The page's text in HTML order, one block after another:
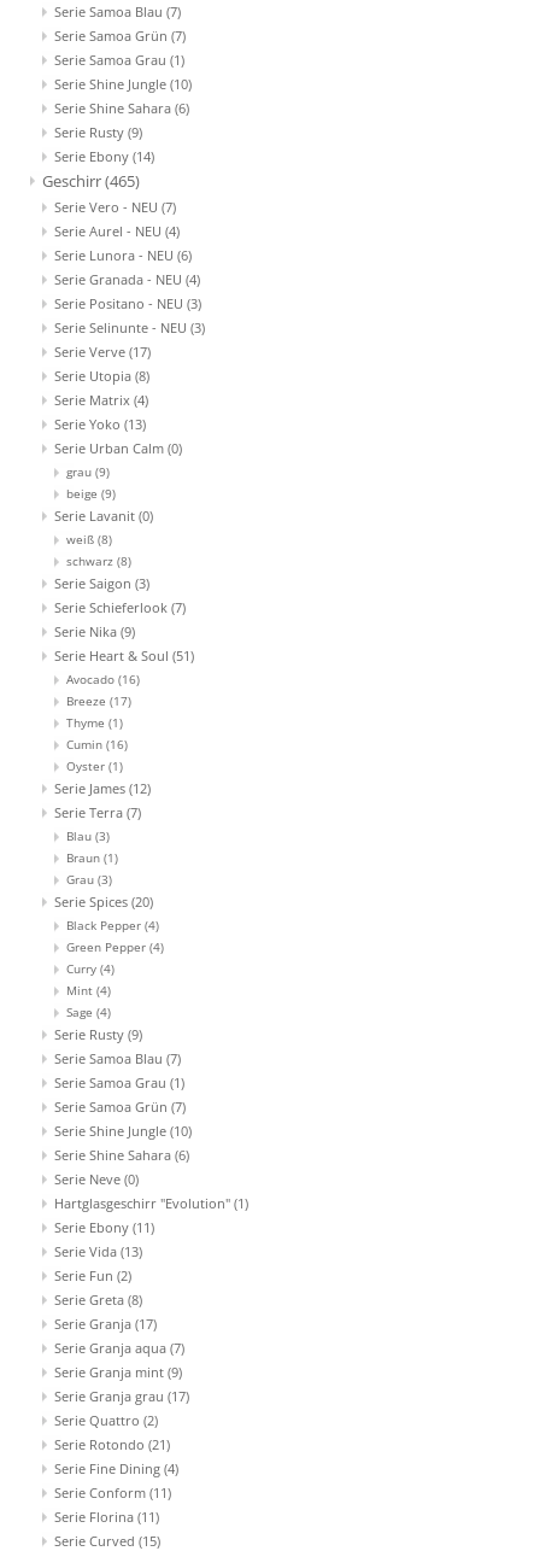
Küchenmöbel
Serie Samoa Blau (7)
Serie Samoa Grün (7)
Serie Samoa Grau (1)
Serie Shine Jungle (10)
Serie Shine Sahara (6)
Serie Rusty (9)
Serie Ebony (14)
Geschirr(465)
Serie Vero - NEU (7)
Serie Aurel - NEU (4)
Serie Lunora - NEU (6)
Serie Granada - NEU (4)
Serie Positano - NEU (3)
Serie Selinunte - NEU (3)
Serie Verve (17)
Serie Utopia (8)
Serie Matrix (4)
Serie Yoko (13)
Serie Urban Calm (0)
grau (9)
beige (9)
Serie Lavanit (0)
weiß (8)
schwarz (8)
Serie Saigon (3)
Serie Schieferlook (7)
Serie Nika (9)
Serie Heart & Soul (51)
Avocado (16)
Breeze (17)
Thyme (1)
Cumin (16)
Oyster (1)
Serie James (12)
Serie Terra (7)
Blau (3)
Braun (1)
Grau (3)
Serie Spices (20)
Black Pepper (4)
Green Pepper (4)
Curry (4)
Mint (4)
Sage (4)
Serie Rusty (9)
Serie Samoa Blau (7)
Serie Samoa Grau (1)
Serie Samoa Grün (7)
Serie Shine Jungle (10)
Serie Shine Sahara (6)
Serie Neve (0)
Hartglasgeschirr "Evolution" (1)
Serie Ebony (11)
Serie Vida (13)
Serie Fun (2)
Serie Greta (8)
Serie Granja (17)
Serie Granja aqua (7)
Serie Granja mint (9)
Serie Granja grau (17)
Serie Quattro (2)
Serie Rotondo (21)
Serie Fine Dining (4)
Serie Conform (11)
Serie Florina (11)
Serie Curved (15)